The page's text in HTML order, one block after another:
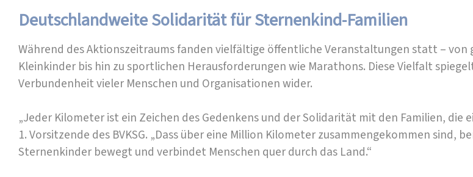
Deutschlandweite Solidarität für Sternenkind-Familien
Während des Aktionszeitraums fanden vielfältige öffentliche Veranstaltungen statt – von
Kleinkinder bis hin zu sportlichen Herausforderungen wie Marathons. Diese Vielfalt
Verbundenheit vieler Menschen und Organisationen wider.
„Jeder Kilometer ist ein Zeichen des Gedenkens und der Solidarität mit den Familien, die
1. Vorsitzende des BVKSG. „Dass über eine Million Kilometer zusammengekommen sind,
Sternenkinder bewegt und verbindet Menschen quer durch das Land.“